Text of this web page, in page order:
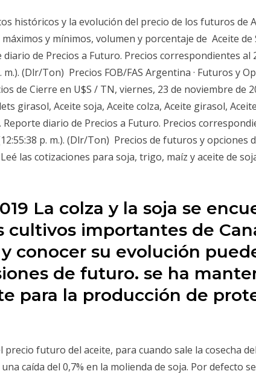
históricos y la evolución del precio de los futuros de
máximos y mínimos, volumen y porcentaje de Aceite de
diario de Precios a Futuro. Precios correspondientes al
m.). (Dlr/Ton) Precios FOB/FAS Argentina · Futuros y
de Cierre en U$S / TN, viernes, 23 de noviembre de
girasol, Aceite soja, Aceite colza, Aceite girasol,
Reporte diario de Precios a Futuro. Precios
p. m.). (Dlr/Ton) Precios de futuros y opciones
las cotizaciones para soja, trigo, maíz y aceite de
La colza y la soja se
cultivos importantes de
conocer su evolución
de futuro. se ha
para la producción de
precio futuro del aceite, para cuando sale la cosecha
caída del 0,7% en la molienda de soja. Por defecto